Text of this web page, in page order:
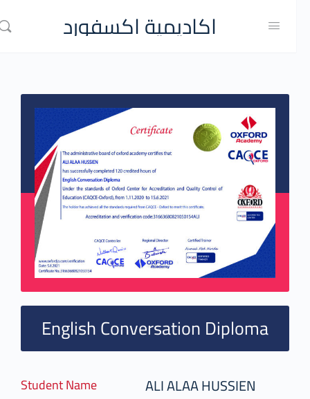
اكاديمية اكسفورد
English Conversation Diploma
Student Name ALI ALAA HUSSIEN